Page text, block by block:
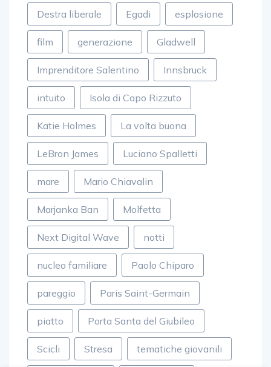
Destra liberale Egadi esplosione
film generazione Gladwell
Imprenditore Salentino Innsbruck
intuito Isola di Capo Rizzuto
Katie Holmes La volta buona
LeBron James Luciano Spalletti
mare Mario Chiavalin
Marjanka Ban Molfetta
Next Digital Wave notti
nucleo familiare Paolo Chiparo
pareggio Paris Saint-Germain
piatto Porta Santa del Giubileo
Scicli Stresa tematiche giovanili